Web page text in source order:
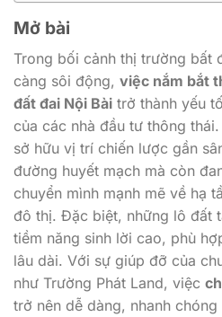
Mở bài
Trong bối cảnh thị trường bất
càng sôi động, việc nắm bắt
đất đai Nội Bài trở thành yếu
của các nhà đầu tư thông
sở hữu vị trí chiến lược gần
đường huyết mạch mà còn
chuyển mình mạnh mẽ về hạ
đô thị. Đặc biệt, những lô đất
tiềm năng sinh lời cao, phù
lâu dài. Với sự giúp đỡ của
như Trường Phát Land, việc
trở nên dễ dàng, nhanh